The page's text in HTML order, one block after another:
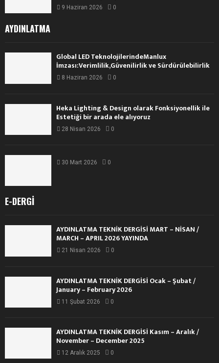
9 Haziran 2026 0
AYDINLATMA
Global LED TeknolojilerindeManlux
İmzası:Verimlilik,Güvenilirlik ve Sürdürülebilirlik
8 Haziran 2026 0
Heka Lighting & Design olarak Fonksiyonellik ile
Estetiği bir arada ele alıyoruz
28 Nisan 2026 0
30 Mart 2026 0
E-DERGI
AYDINLATMA TEKNİK DERGİSİ MART – NİSAN /
MARCH – APRIL 2026 YAYINDA
21 Nisan 2026 0
AYDINLATMA TEKNİK DERGİSİ Ocak – Şubat /
January – February 2026
11 Şubat 2026 0
AYDINLATMA TEKNİK DERGİSİ Kasım – Aralık /
November – December 2025
12 Aralık 2025 0